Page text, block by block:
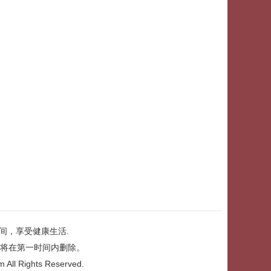
，享受健康生活.
在第一时间内删除。
All Rights Reserved.